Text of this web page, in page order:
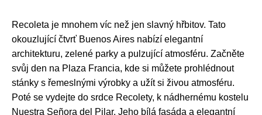
Recoleta je mnohem víc než jen slavný hřbitov. Tato
okouzlující čtvrť Buenos Aires nabízí elegantní
architekturu, zelené parky a pulzující atmosféru. Začněte
svůj den na Plaza Francia, kde si můžete prohlédnout
stánky s řemeslnými výrobky a užít si živou atmosféru.
Poté se vydejte do srdce Recolety, k nádhernému kostelu
Nuestra Señora del Pilar. Jeho bílá fasáda a elegantní